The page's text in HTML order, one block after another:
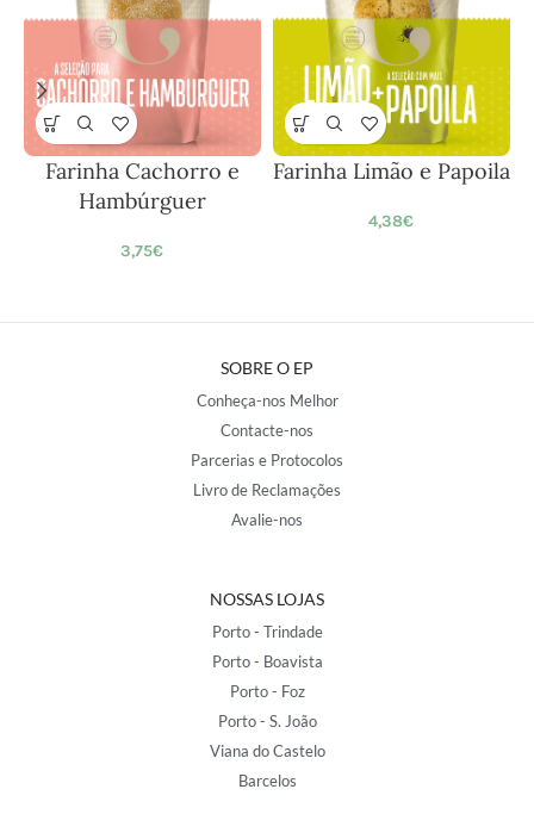
Farinha Cachorro e
Hambúrguer
3,75€
Farinha Limão e Papoila
4,38€
SOBRE O EP
Conheça-nos Melhor
Contacte-nos
Parcerias e Protocolos
Livro de Reclamações
Avalie-nos
NOSSAS LOJAS
Porto - Trindade
Porto - Boavista
Porto - Foz
Porto - S. João
Viana do Castelo
Barcelos